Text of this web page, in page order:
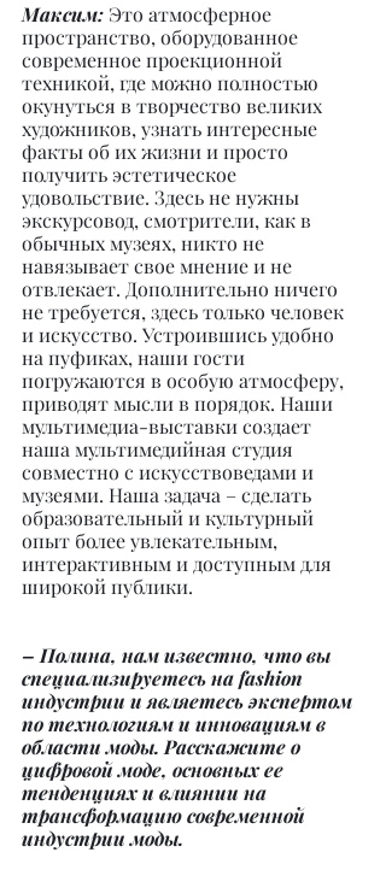
Максим: Это атмосферное
пространство, оборудованное
современное проекционной
техникой, где можно полностью
окунуться в творчество великих
художников, узнать интересные
факты об их жизни и просто
получить эстетическое
удовольствие. Здесь не нужны
экскурсовод, смотрители, как в
обычных музеях, никто не
навязывает свое мнение и не
отвлекает. Дополнительно ничего
не требуется, здесь только человек
и искусство. Устроившись удобно
на пуфиках, наши гости
погружаются в особую атмосферу,
приводят мысли в порядок. Наши
мультимедиа-выставки создает
наша мультимедийная студия
совместно с искусствоведами и
музеями. Наша задача – сделать
образовательный и культурный
опыт более увлекательным,
интерактивным и доступным для
широкой публики.
– Полина, нам известно, что вы
специализируетесь на fashion
индустрии и являетесь экспертом
по технологиям и инновациям в
области моды. Расскажите о
цифровой моде, основных ее
тенденциях и влиянии на
трансформацию современной
индустрии моды.